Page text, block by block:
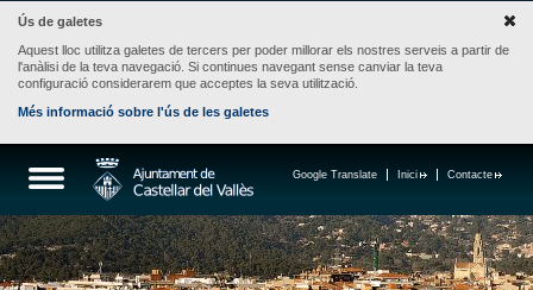
Ús de galetes
Aquest lloc utilitza galetes de tercers per poder millorar els nostres serveis a partir de
l'anàlisi de la teva navegació. Si continues navegant sense canviar la teva
configuració considerarem que acceptes la seva utilització.
Més informació sobre l'ús de les galetes
Contacte
Inici
Google Translate